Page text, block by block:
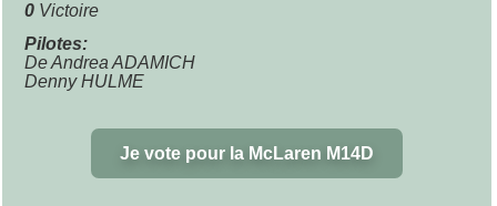
0 Victoire
Pilotes:
De Andrea ADAMICH
Denny HULME
Je vote pour la McLaren M14D